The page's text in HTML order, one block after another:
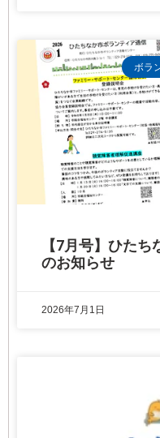
ボラ
【7月号】ひた
のお知らせ
2026年7月1日